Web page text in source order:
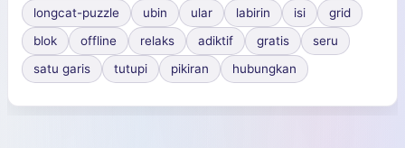
longcat-puzzle ubin ular labirin isi
grid
blok
offline relaks adiktif gratis
seru
satu garis
tutupi pikiran hubungkan